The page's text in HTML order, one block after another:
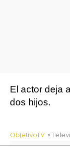
El actor deja
dos hijos.
ObjetivoTV »